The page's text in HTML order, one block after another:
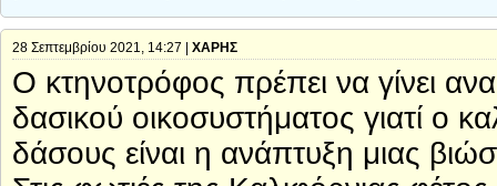
28 Σεπτεμβρίου 2021, 14:27 | ΧΑΡΗΣ
Ο κτηνοτρόφος πρέπει να γίνει
δασικού οικοσυστήματος γιατί ο
δάσους είναι η ανάπτυξη μιας